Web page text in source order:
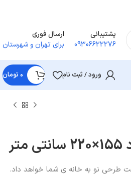
پشتیبانی
09306622276
ارسال فوری
برای تهران و شهرستان
ورود / ثبت نام ۰تومان
طرحی نو به خانه ی شما خواهد داد.